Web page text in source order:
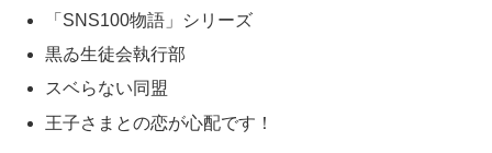
「SNS100物語」シリーズ
黒ゐ生徒会執行部
スベらない同盟
王子さまとの恋が心配です！